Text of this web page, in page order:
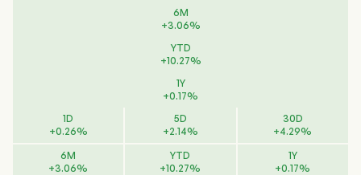
6M
+3.06%
YTD
+10.27%
1Y
+0.17%
1D
+0.26%
5D
+2.14%
30D
+4.29%
6M
+3.06%
YTD
+10.27%
1Y
+0.17%